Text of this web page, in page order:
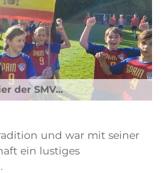
der SMV...
und war mit seiner
ein lustiges